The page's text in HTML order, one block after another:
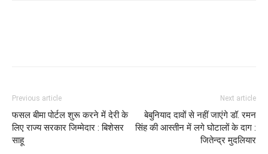
Previous article
फसल बीमा पोर्टल शुरू करने में देरी के
लिए राज्य सरकार जिम्मेदार : बिशेसर
साहू
Next article
बेबुनियाद दावों से नहीं जाएंगे डॉ. रमन
सिंह की आस्तीन में लगे घोटालों के दाग :
जितेन्द्र मुदलियार